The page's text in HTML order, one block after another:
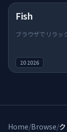
Fish
ブラウザでリラッ
20 2026
Home/Browse/